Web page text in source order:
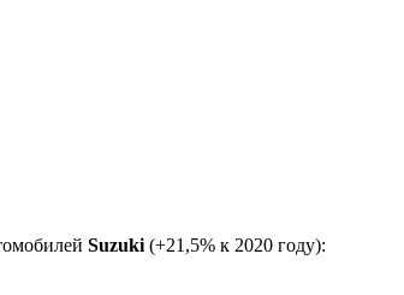
Suzuki (+21,5% к 2020 году):